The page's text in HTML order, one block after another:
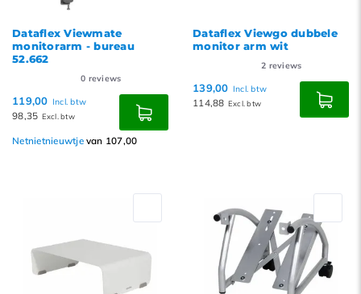
Dataflex Viewmate
monitorarm - bureau
52.662
0 reviews
119,00 Incl. btw
98,35 Excl. btw
Netnietnieuwtje van 107,00
Dataflex Viewgo dubbele
monitor arm wit
2 reviews
139,00 Incl. btw
114,88 Excl. btw